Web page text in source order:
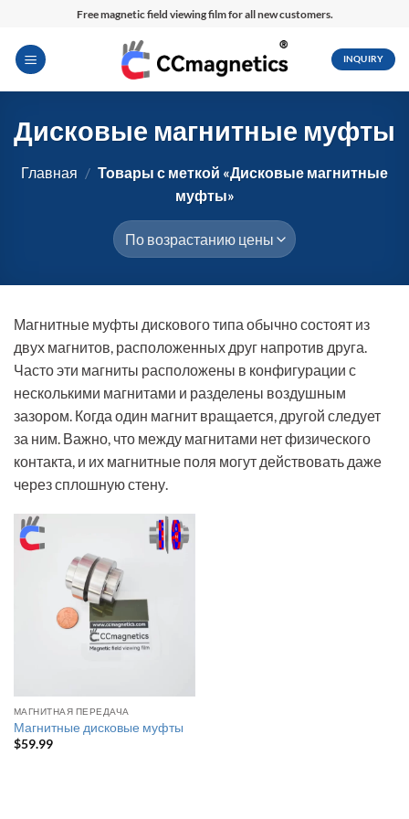
содержимому
Free magnetic field viewing film for all new customers.
INQUIRY
Дисковые магнитные муфты
Главная / Товары с меткой «Дисковые магнитные
муфты»
Магнитные муфты дискового типа обычно состоят из
двух магнитов, расположенных друг напротив друга.
Часто эти магниты расположены в конфигурации с
несколькими магнитами и разделены воздушным
зазором. Когда один магнит вращается, другой следует
за ним. Важно, что между магнитами нет физического
контакта, и их магнитные поля могут действовать даже
через сплошную стену.
МАГНИТНАЯ ПЕРЕДАЧА
Магнитные дисковые муфты
$59.99